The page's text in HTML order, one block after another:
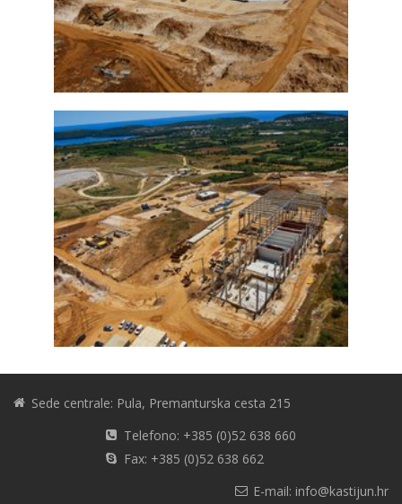
Sede centrale: Pula, Premanturska cesta 215
Telefono: +385 (0)52 638 660
Fax: +385 (0)52 638 662
E-mail: info@kastijun.hr